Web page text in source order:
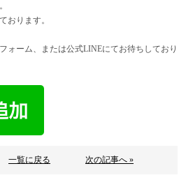
おります。
ォーム、または公式LINEにてお待ちしており
一覧に戻る 次の記事へ »